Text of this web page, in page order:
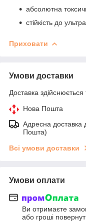
абсолютна
стійкість до
Приховати
Умови доставки
Доставка здійснюється
Нова Пошта
Адресна доставка
Пошта)
Всі умови доставки
Умови оплати
Ви отримаєте
або гроші